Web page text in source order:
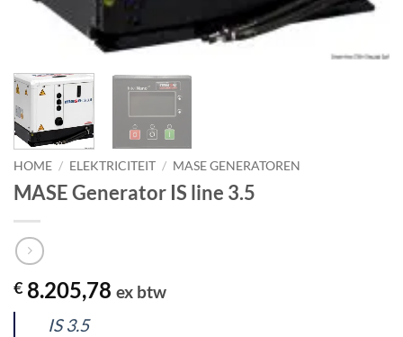
HOME / ELEKTRICITEIT / MASE GENERATOREN
MASE Generator IS line 3.5
€ 8.205,78 ex btw
IS 3.5